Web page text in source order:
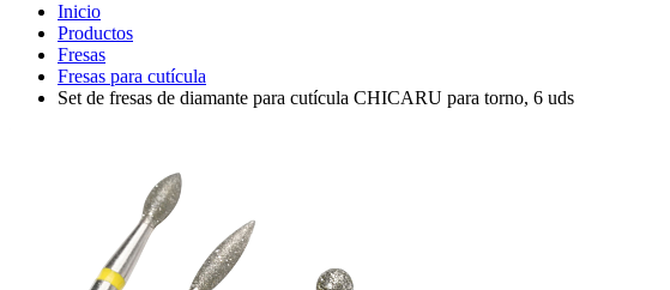
Inicio
Productos
Fresas
Fresas para cutícula
Set de fresas de diamante para cutícula CHICARU para torno, 6 uds